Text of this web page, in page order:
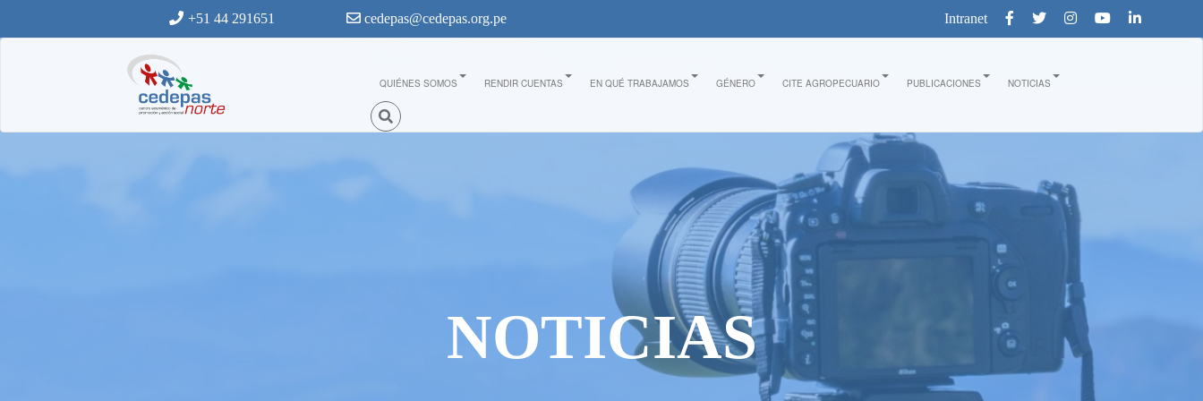
+51 44 291651 cedepas@cedepas.org.pe Intranet
QUIÉNES SOMOS RENDIR CUENTAS EN QUÉ TRABAJAMOS GÉNERO CITE AGROPECUARIO PUBLICACIONES NOTICIAS
NOTICIAS